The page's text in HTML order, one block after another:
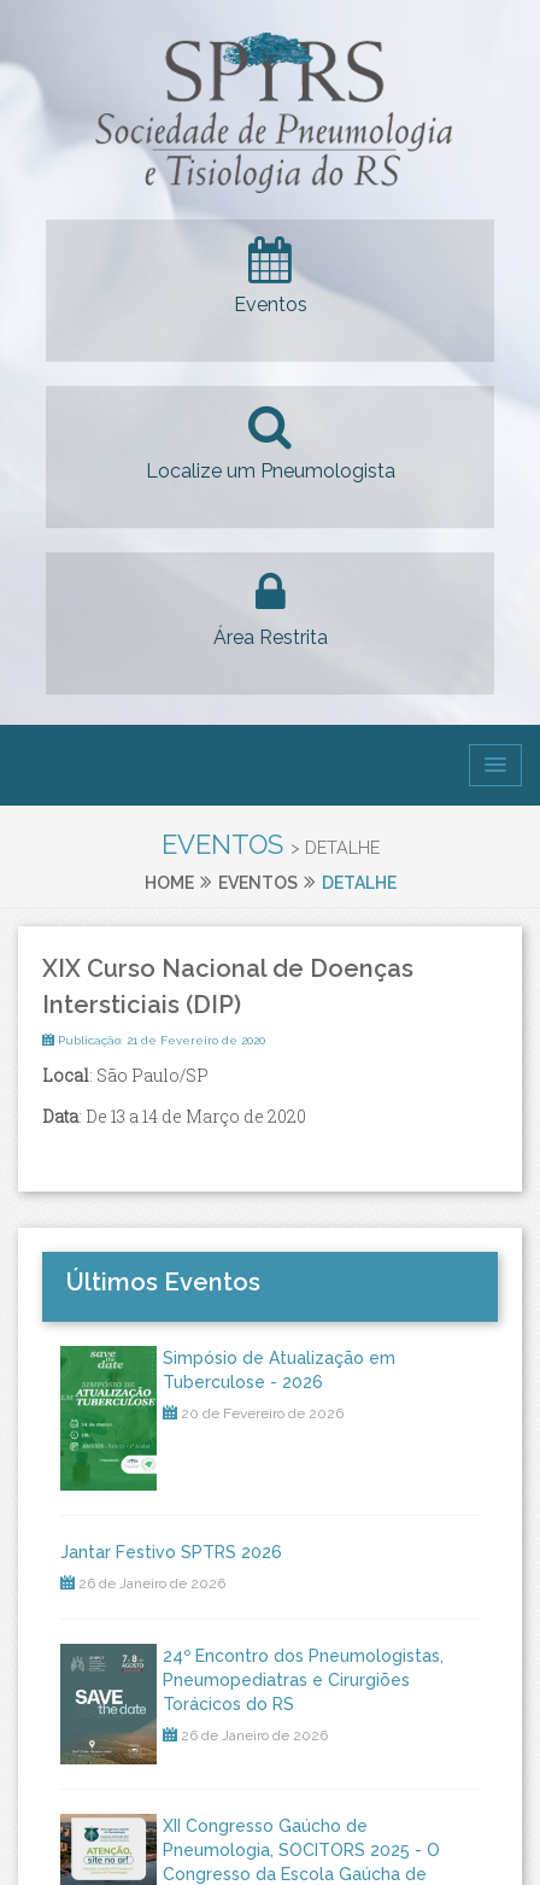
Eventos
Localize um Pneumologista
Área Restrita
EVENTOS > DETALHE
HOME
EVENTOS DETALHE
XIX Curso Nacional de Doenças
Intersticiais (DIP)
Publicação: 21 de Fevereiro de 2020
Local: São Paulo/SP
Data: De 13 a 14 de Março de 2020
Últimos Eventos
Simpósio de Atualização em
Tuberculose - 2026
20 de Fevereiro de 2026
Jantar Festivo SPTRS 2026
26 de Janeiro de 2026
24º Encontro dos Pneumologistas,
Pneumopediatras e Cirurgiões
Torácicos do RS
26 de Janeiro de 2026
XII Congresso Gaúcho de
Pneumologia, SOCITORS 2025 - O
Congresso da Escola Gaúcha de